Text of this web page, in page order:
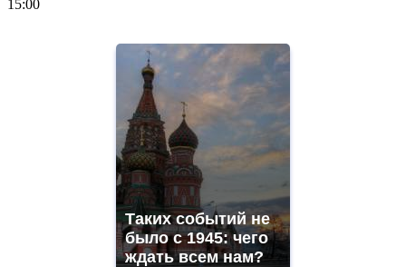
15:00
https://gradewatches.to/
Таких событий не
было с 1945: чего
ждать всем нам?